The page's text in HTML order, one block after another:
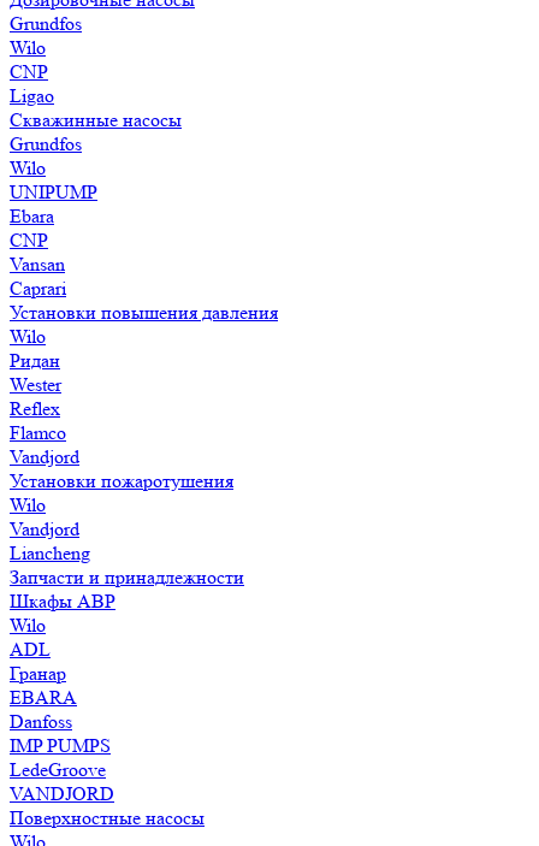
Grundfos
Wilo
CNP
Ligao
Скважинные насосы
Grundfos
Wilo
UNIPUMP
Ebara
CNP
Vansan
Caprari
Установки повышения давления
Wilo
Ридан
Wester
Reflex
Flamco
Vandjord
Установки пожаротушения
Wilo
Vandjord
Liancheng
Запчасти и принадлежности
Шкафы АВР
Wilo
ADL
Гранар
EBARA
Danfoss
IMP PUMPS
LedeGroove
VANDJORD
Поверхностные насосы